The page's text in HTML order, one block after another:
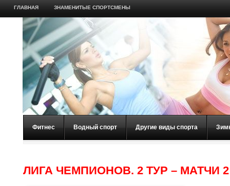
ГЛАВНАЯ ЗНАМЕНИТЫЕ СПОРТСМЕНЫ
Фитнес Водный спорт Другие виды спорта
ЛИГА ЧЕМПИОНОВ. 2 ТУР – МАТЧИ